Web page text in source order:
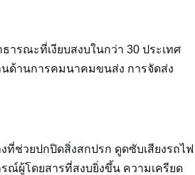
รณะที่เงียบสงบในกว่า 30 ประเทศ
นด้านการคมนาคมขนส่ง การจัดส่ง
ช่วยปกปิดสิ่งสกปรก ดูดซับเสียงรถไฟ
ณ์ผู้โดยสารที่สงบยิ่งขึ้น ความเครียด